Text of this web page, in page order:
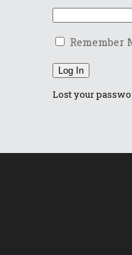
Remember
Log In
Lost your